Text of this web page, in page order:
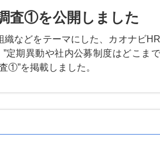
査①を公開しました
などをテーマにした、カオナビ
定期異動や社内公募制度はどこま
①”を掲載しました。